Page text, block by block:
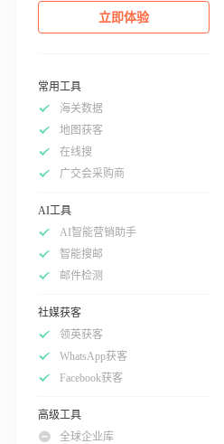
立即体验
常用工具
海关数据
地图获客
在线搜
广交会采购商
AI工具
AI智能营销助手
智能搜邮
邮件检测
社媒获客
领英获客
WhatsApp获客
Facebook获客
高级工具
全球企业库